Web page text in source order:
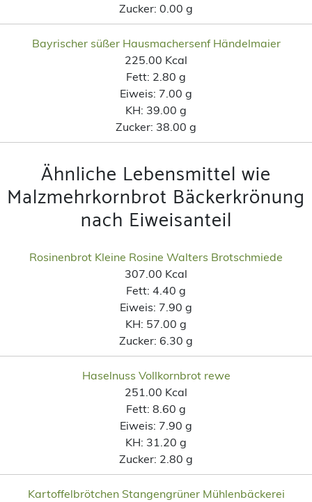
Zucker: 0.00 g
Bayrischer süßer Hausmachersenf Händelmaier
225.00 Kcal
Fett: 2.80 g
Eiweis: 7.00 g
KH: 39.00 g
Zucker: 38.00 g
Ähnliche Lebensmittel wie
Malzmehrkornbrot Bäckerkrönung
nach Eiweisanteil
Rosinenbrot Kleine Rosine Walters Brotschmiede
307.00 Kcal
Fett: 4.40 g
Eiweis: 7.90 g
KH: 57.00 g
Zucker: 6.30 g
Haselnuss Vollkornbrot rewe
251.00 Kcal
Fett: 8.60 g
Eiweis: 7.90 g
KH: 31.20 g
Zucker: 2.80 g
Kartoffelbrötchen Stangengrüner Mühlenbäckerei